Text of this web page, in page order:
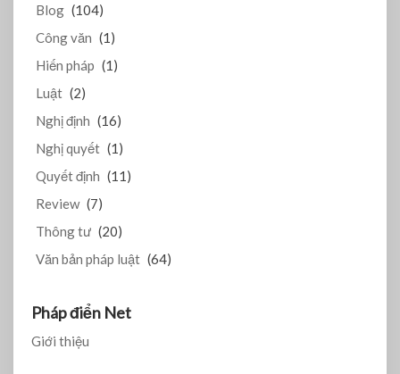
Blog (104)
Công văn (1)
Hiến pháp (1)
Luật (2)
Nghị định (16)
Nghị quyết (1)
Quyết định (11)
Review (7)
Thông tư (20)
Văn bản pháp luật (64)
Pháp điển Net
Giới thiệu